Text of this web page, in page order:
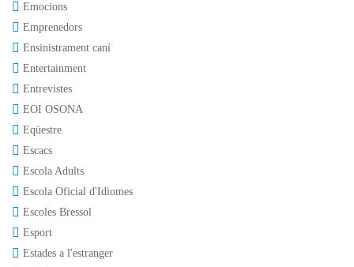
Emocions
Emprenedors
Ensinistrament caní
Entertainment
Entrevistes
EOI OSONA
Eqüestre
Escacs
Escola Adults
Escola Oficial d'Idiomes
Escoles Bressol
Esport
Estades a l'estranger